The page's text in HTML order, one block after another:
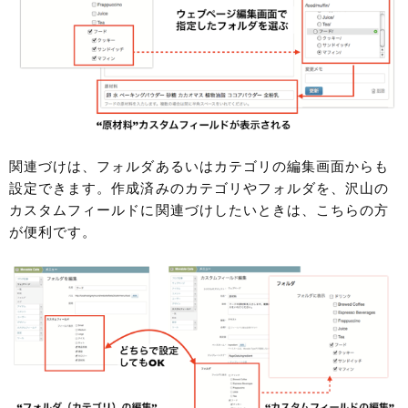
関連づけは、フォルダあるいはカテゴリの編集画面からも
設定できます。作成済みのカテゴリやフォルダを、沢山の
カスタムフィールドに関連づけしたいときは、こちらの方
が便利です。